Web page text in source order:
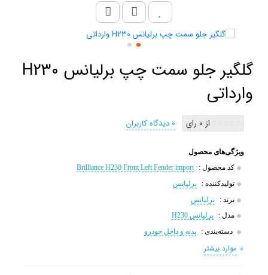
گلگیر جلو سمت چپ برلیانس H230
وارداتی
از 0 رای 0 دیدگاه کاربران
ویژگی‌های محصول
کد محصول :
Brilliance H230 Front Left Fender import
تولیدکننده :
برلیانس
برند :
برلیانس
مدل :
برلیانس H230
دسته‌بندی :
بدنه و داخل خودرو
موارد بیشتر